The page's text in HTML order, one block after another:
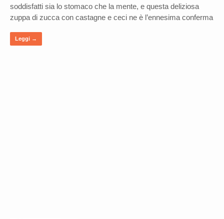
soddisfatti sia lo stomaco che la mente, e questa deliziosa
zuppa di zucca con castagne e ceci ne è l’ennesima conferma
Leggi →